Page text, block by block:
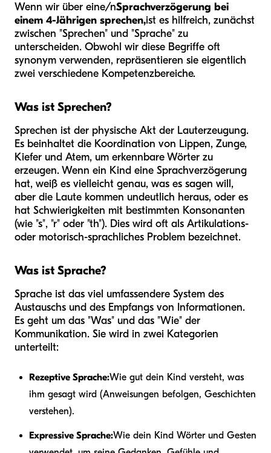
Wenn wir über eine/nSprachverzögerung bei
einem 4-Jährigen sprechen,ist es hilfreich, zunächst
zwischen "Sprechen" und "Sprache" zu
unterscheiden. Obwohl wir diese Begriffe oft
synonym verwenden, repräsentieren sie eigentlich
zwei verschiedene Kompetenzbereiche.
Was ist Sprechen?
Sprechen ist der physische Akt der Lauterzeugung.
Es beinhaltet die Koordination von Lippen, Zunge,
Kiefer und Atem, um erkennbare Wörter zu
erzeugen. Wenn ein Kind eine Sprachverzögerung
hat, weiß es vielleicht genau, was es sagen will,
aber die Laute kommen undeutlich heraus, oder es
hat Schwierigkeiten mit bestimmten Konsonanten
(wie "s", "r" oder "th"). Dies wird oft als Artikulations-
oder motorisch-sprachliches Problem bezeichnet.
Was ist Sprache?
Sprache ist das viel umfassendere System des
Austauschs und des Empfangs von Informationen.
Es geht um das "Was" und das "Wie" der
Kommunikation. Sie wird in zwei Kategorien
unterteilt:
Rezeptive Sprache:Wie gut dein Kind versteht, was
ihm gesagt wird (Anweisungen befolgen, Geschichten
verstehen).
Expressive Sprache:Wie dein Kind Wörter und Gesten